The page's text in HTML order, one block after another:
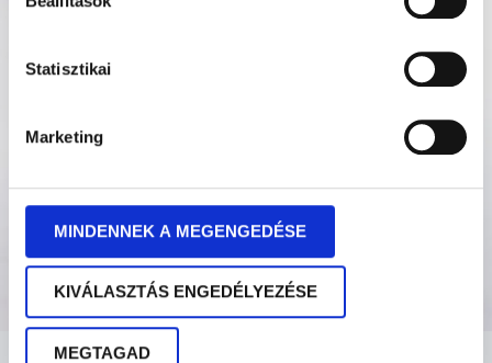
Statisztikai
Marketing
MINDENNEK A MEGENGEDÉSE
KIVÁLASZTÁS ENGEDÉLYEZÉSE
MEGTAGAD